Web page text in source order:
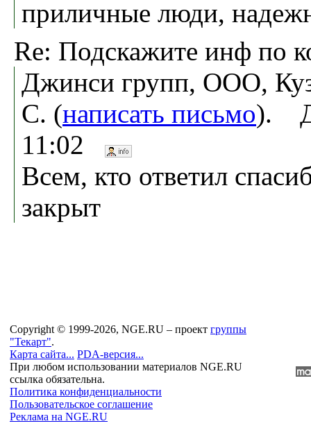
приличные люди,
Re: Подскажите инф по
Джинси групп, ООО,
С. (написать письмо).
11:02
Всем, кто ответил
закрыт
Copyright © 1999-2026, NGE.RU – проект группы
"Текарт".
Карта сайта... PDA-версия...
При любом использовании материалов NGE.RU
ссылка обязательна.
Политика конфиденциальности
Пользовательское соглашение
Реклама на NGE.RU